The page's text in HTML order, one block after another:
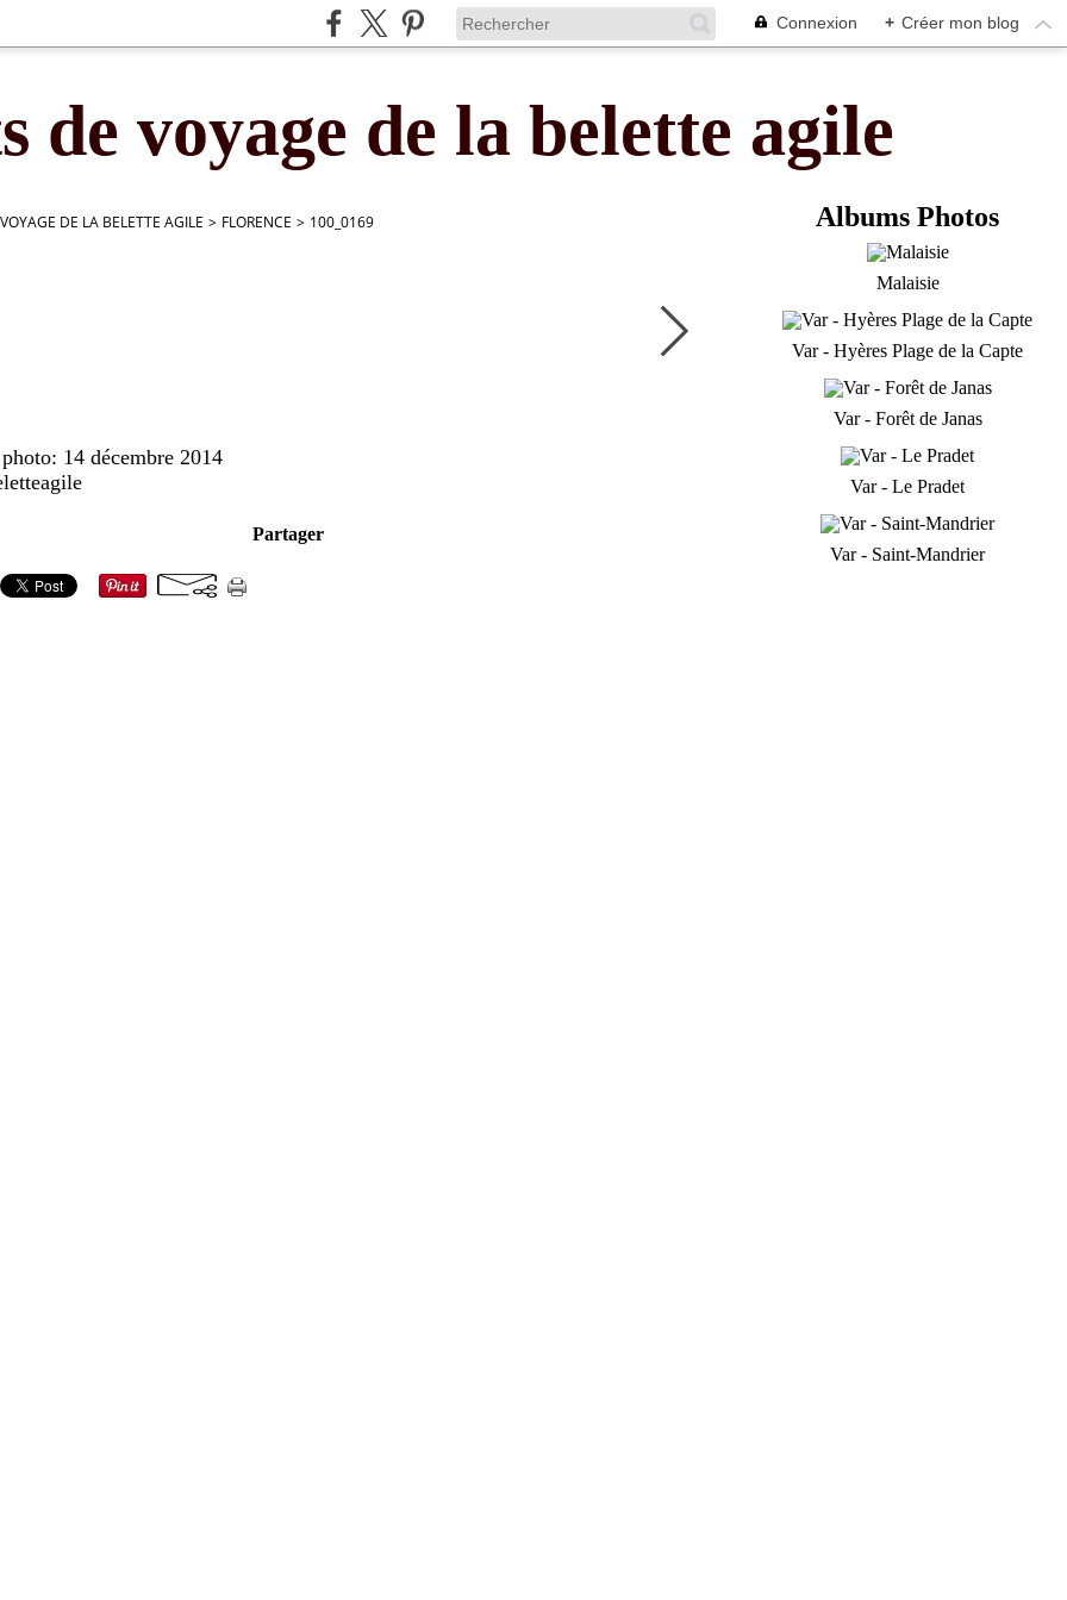
Connexion + Créer mon blog
de voyage de la belette agile
DE LA BELETTE AGILE > FLORENCE > 100_0169
14 décembre 2014
Partager
Albums Photos
Malaisie
Var - Hyères Plage de la Capte
Var - Forêt de Janas
Var - Le Pradet
Var - Saint-Mandrier